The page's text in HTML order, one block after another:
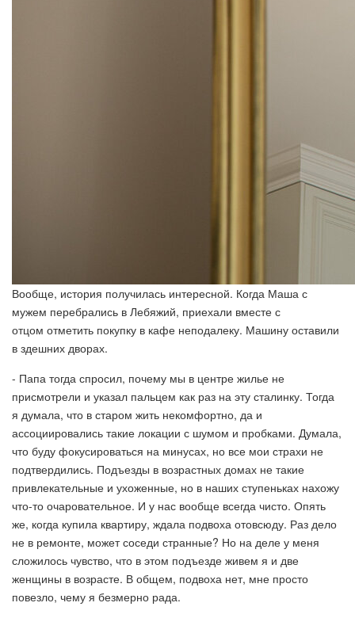
Вообще, история получилась интересной. Когда Маша с
мужем перебрались в Лебяжий, приехали вместе с
отцом отметить покупку в кафе неподалеку. Машину оставили
в здешних дворах.
- Папа тогда спросил, почему мы в центре жилье не
присмотрели и указал пальцем как раз на эту сталинку. Тогда
я думала, что в старом жить некомфортно, да и
ассоциировались такие локации с шумом и пробками. Думала,
что буду фокусироваться на минусах, но все мои страхи не
подтвердились. Подъезды в возрастных домах не такие
привлекательные и ухоженные, но в наших ступеньках нахожу
что-то очаровательное. И у нас вообще всегда чисто. Опять
же, когда купила квартиру, ждала подвоха отовсюду. Раз дело
не в ремонте, может соседи странные? Но на деле у меня
сложилось чувство, что в этом подъезде живем я и две
женщины в возрасте. В общем, подвоха нет, мне просто
повезло, чему я безмерно рада.